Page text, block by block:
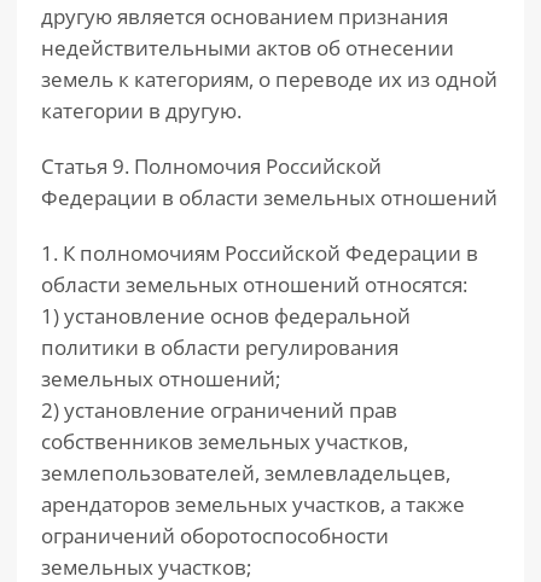
другую является основанием признания
недействительными актов об отнесении
земель к категориям, о переводе их из одной
категории в другую.
Статья 9. Полномочия Российской
Федерации в области земельных отношений
1. К полномочиям Российской Федерации в
области земельных отношений относятся:
1) установление основ федеральной
политики в области регулирования
земельных отношений;
2) установление ограничений прав
собственников земельных участков,
землепользователей, землевладельцев,
арендаторов земельных участков, а также
ограничений оборотоспособности
земельных участков;